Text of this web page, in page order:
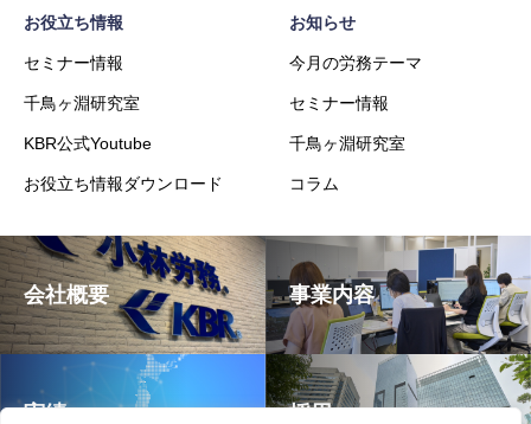
お役立ち情報
セミナー情報
千鳥ヶ淵研究室
KBR公式Youtube
お役立ち情報ダウンロード
お知らせ
今月の労務テーマ
セミナー情報
千鳥ヶ淵研究室
コラム
会社概要 事業内容
実績 採用